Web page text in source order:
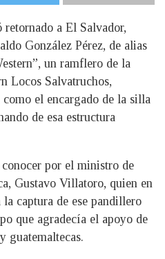
retornado a El Salvador,
González Pérez, de alias
un ramflero de la
Locos Salvatruchos,
como el encargado de la silla
de esa estructura
por el ministro de
Gustavo Villatoro, quien en
captura de ese pandillero
que agradecía el apoyo de
guatemaltecas.